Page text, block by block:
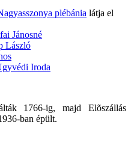
plébánia látja el
Jánosné
László
Iroda
1766-ig, majd Elõszállás
ban épült.